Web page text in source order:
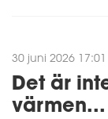
30 juni 2026 17:01
Det är
värmen...